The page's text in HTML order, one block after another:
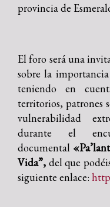
provincia de
El foro será una
sobre la
teniendo en
territorios, patrones
vulnerabilidad
durante el
documental
Vida”, del que
siguiente enlace: